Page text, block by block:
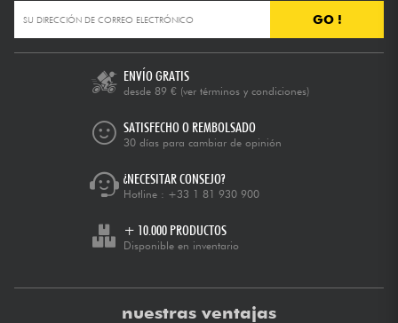
GO !
ENVÍO GRATIS
desde 89 € (ver términos y condiciones)
SATISFECHO O REMBOLSADO
30 días para cambiar de opinión
¿NECESITAR CONSEJO?
Hotline : +33 1 81 930 900
+ 10.000 PRODUCTOS
Disponible en inventario
nuestras ventajas